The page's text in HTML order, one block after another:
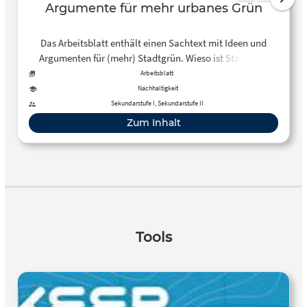
Argumente für mehr urbanes Grün
Das Arbeitsblatt enthält einen Sachtext mit Ideen und
Argumenten für (mehr) Stadtgrün. Wieso ist Stadtgrün
wichtig? Und wie können Städte grüner werden? Die
Schülerinnen und Schüler erhalten den Auftrag,
Funktionen von Stadtgrün zu identifizieren und Argumente
für bestimmte Begrünungsmaßnahmen zu erarbeiten.
Arbeitsblatt
Nachhaltigkeit
Sekundarstufe I, Sekundarstufe II
Zum Inhalt
Tools